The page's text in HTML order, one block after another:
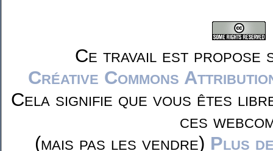
Ce travail est propose
Créative Commons
Cela signifie que vous êtes
ces
(mais pas les vendre) Plus